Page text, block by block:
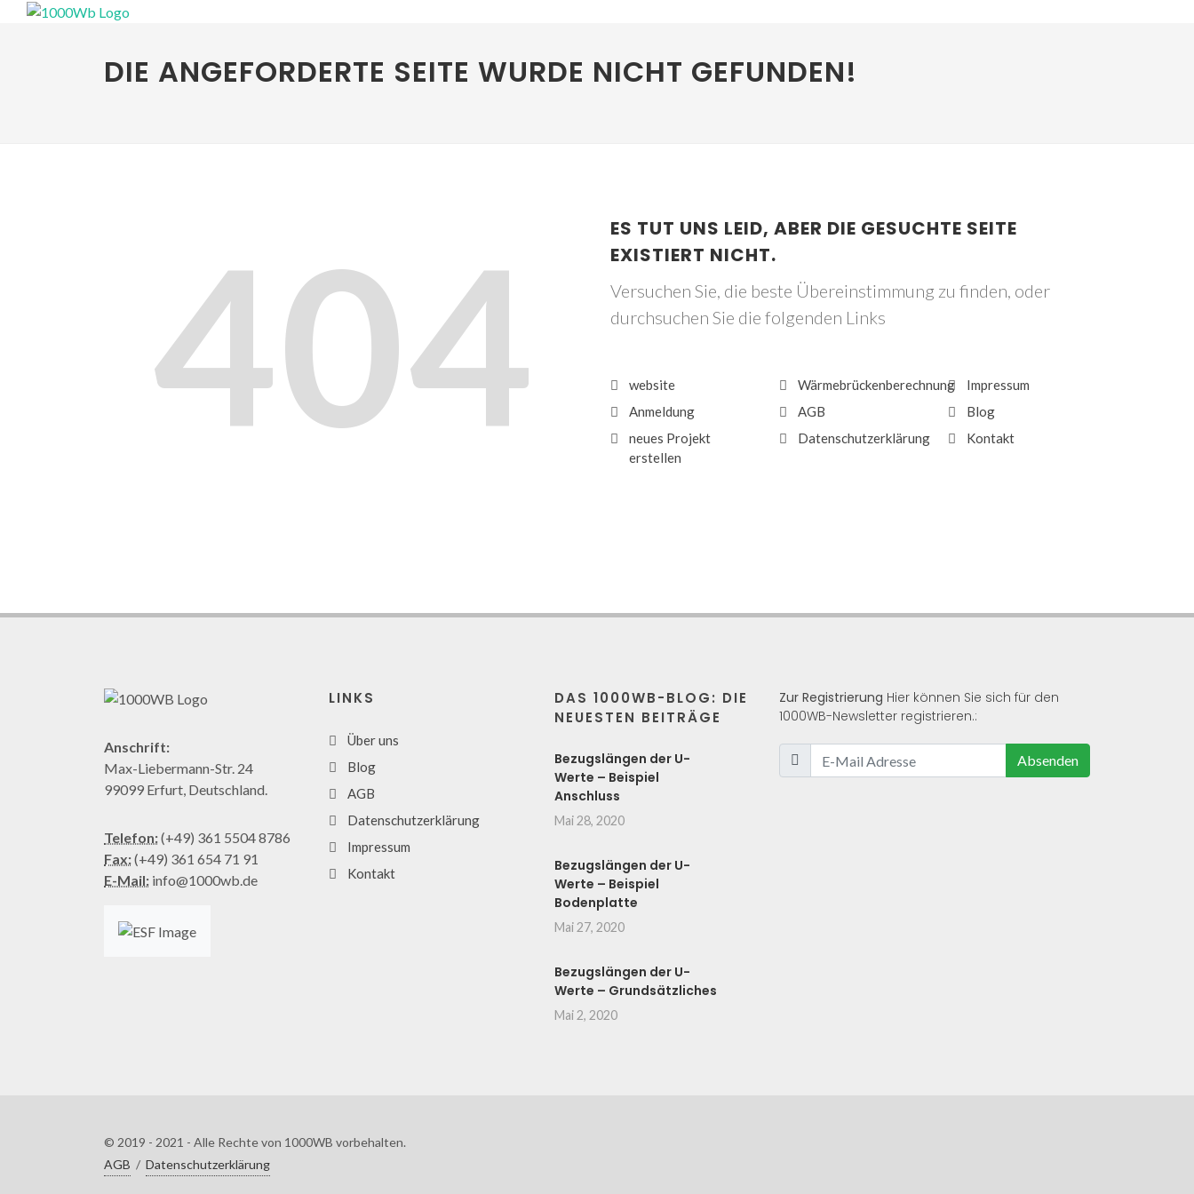
DIE ANGEFORDERTE SEITE WURDE NICHT GEFUNDEN!
404
ES TUT UNS LEID, ABER DIE GESUCHTE SEITE
EXISTIERT NICHT.
Versuchen Sie, die beste Übereinstimmung zu finden, oder
durchsuchen Sie die folgenden Links
website
Anmeldung
neues Projekt
erstellen
Wärmebrückenberechnung
AGB
Datenschutzerklärung
Impressum
Blog
Kontakt
Anschrift:
Max-Liebermann-Str. 24
99099 Erfurt, Deutschland.
Telefon:(+49) 361 5504 8786
Fax:(+49) 361 654 71 91
E-Mail: info@1000wb.de
LINKS
Über uns
Blog
AGB
Datenschutzerklärung
Impressum
Kontakt
DAS 1000WB-BLOG: DIE
NEUESTEN BEITRÄGE
Bezugslängen der U-
Werte – Beispiel
Anschluss
Mai 28, 2020
Bezugslängen der U-
Werte – Beispiel
Bodenplatte
Mai 27, 2020
Bezugslängen der U-
Werte – Grundsätzliches
Mai 2, 2020
Zur Registrierung Hier können Sie sich für den
1000WB-Newsletter registrieren.:
Absenden
© 2019 - 2021 - Alle Rechte von 1000WB vorbehalten.
AGB / Datenschutzerklärung